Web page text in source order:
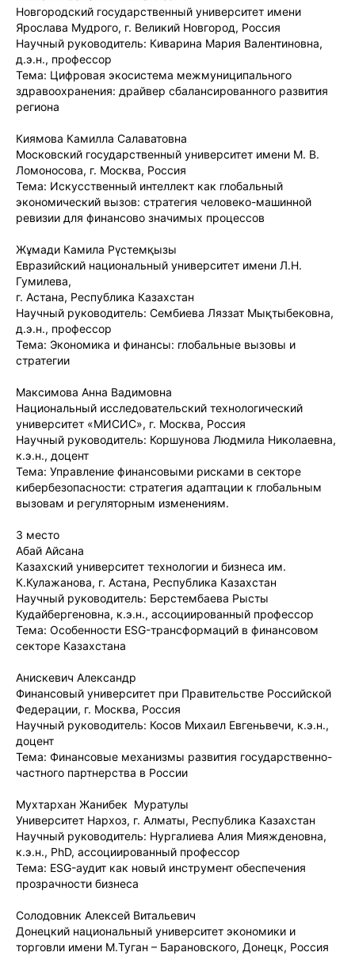
Новгородский государственный университет имени
Ярослава Мудрого, г. Великий Новгород, Россия
Научный руководитель: Киварина Мария Валентиновна,
д.э.н., профессор
Тема: Цифровая экосистема межмуниципального
здравоохранения: драйвер сбалансированного развития
региона
Киямова Камилла Салаватовна
Московский государственный университет имени М. В.
Ломоносова, г. Москва, Россия
Тема: Искусственный интеллект как глобальный
экономический вызов: стратегия человеко-машинной
ревизии для финансово значимых процессов
Жұмади Камила Рүстемқызы
Евразийский национальный университет имени Л.Н.
Гумилева,
г. Астана, Республика Казахстан
Научный руководитель: Сембиева Ляззат Мықтыбековна,
д.э.н., профессор
Тема: Экономика и финансы: глобальные вызовы и
стратегии
Максимова Анна Вадимовна
Национальный исследовательский технологический
университет «МИСИС», г. Москва, Россия
Научный руководитель: Коршунова Людмила Николаевна,
к.э.н., доцент
Тема: Управление финансовыми рисками в секторе
кибербезопасности: стратегия адаптации к глобальным
вызовам и регуляторным изменениям.
3 место
Абай Айсана
Казахский университет технологии и бизнеса им.
К.Кулажанова, г. Астана, Республика Казахстан
Научный руководитель: Берстембаева Рысты
Кудайбергеновна, к.э.н., ассоциированный профессор
Тема: Особенности ESG-трансформаций в финансовом
секторе Казахстана
Анискевич Александр
Финансовый университет при Правительстве Российской
Федерации, г. Москва, Россия
Научный руководитель: Косов Михаил Евгеньвечи, к.э.н.,
доцент
Тема: Финансовые механизмы развития государственно-
частного партнерства в России
Мухтархан Жанибек Муратулы
Университет Нархоз, г. Алматы, Республика Казахстан
Научный руководитель: Нургалиева Алия Мияжденовна,
к.э.н., PhD, ассоциированный профессор
Тема: ESG-аудит как новый инструмент обеспечения
прозрачности бизнеса
Солодовник Алексей Витальевич
Донецкий национальный университет экономики и
торговли имени М.Туган – Барановского, Донецк, Россия